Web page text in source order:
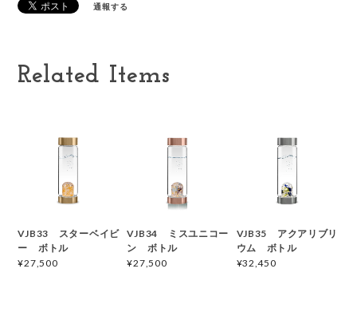
通報する
Related Items
VJB33 スターベイビ
ー ボトル
¥27,500
VJB34 ミスユニコー
ン ボトル
¥27,500
VJB35 アクアリブリ
ウム ボトル
¥32,450